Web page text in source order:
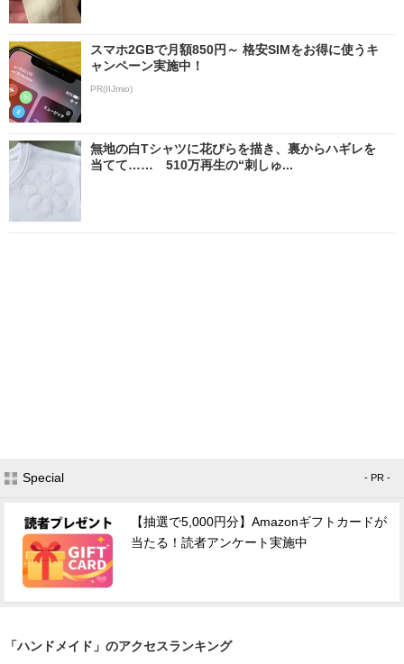
スマホ2GBで月額850円～ 格安SIMをお得に使うキ
ャンペーン実施中！
PR(IIJmio)
無地の白Tシャツに花びらを描き、裏からハギレを
当てて…… 510万再生の“刺しゅ...
Special - PR -
【抽選で5,000円分】Amazonギフトカードが
当たる！読者アンケート実施中
「ハンドメイド」のアクセスランキング